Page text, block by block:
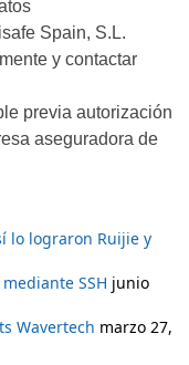
Spain, S.L.
y contactar
previa autorización
aseguradora de
lo lograron Ruijie y
SSH junio
Wavertech marzo 27,